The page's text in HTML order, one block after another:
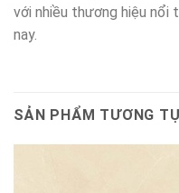
với nhiều thương hiệu nổi
nay.
SẢN PHẨM TƯƠNG